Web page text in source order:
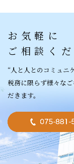
お気軽に
ご相談く
“人と人との コミュニ
税務に限らず様々な
だきます。